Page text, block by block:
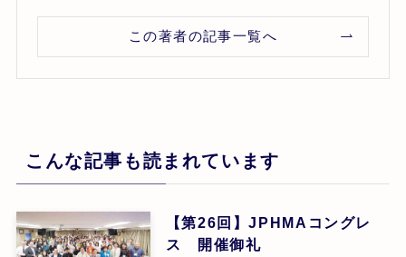
この著者の記事一覧へ
こんな記事も読まれています
【第26回】JPHMAコングレ
ス 開催御礼